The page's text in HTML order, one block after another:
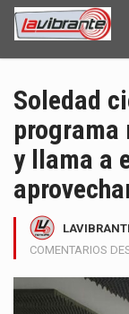
Soledad
programa
y llama a
COMENTARIOS